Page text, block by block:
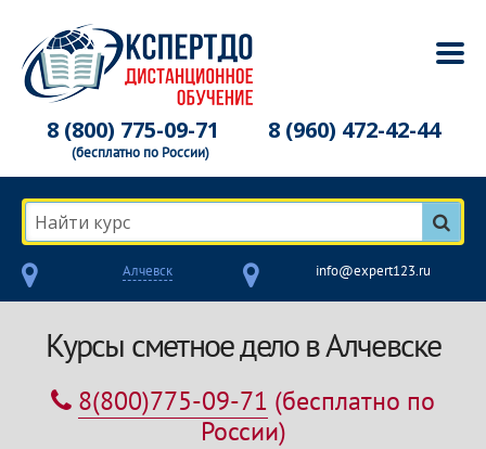
8 (800) 775-09-71
(бесплатно по России)
8 (960) 472-42-44
Найти курс
Алчевск info@expert123.ru
Курсы сметное дело в Алчевске
8(800)775-09-71 (бесплатно по
России)